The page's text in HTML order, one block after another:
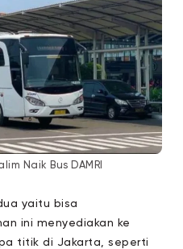
Naik Bus DAMRI
yaitu bisa
ini menyediakan ke
titik di Jakarta, seperti